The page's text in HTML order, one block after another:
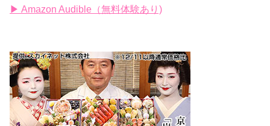
▶ Amazon Audible（無料体験あり)